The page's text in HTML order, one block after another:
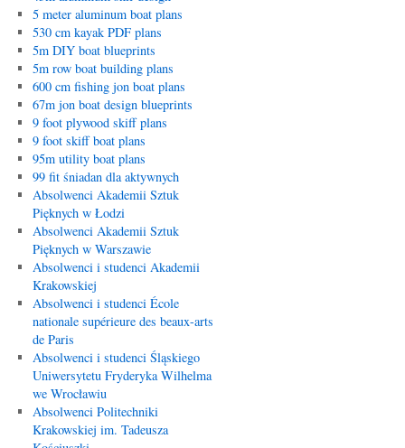
5 meter aluminum boat plans
530 cm kayak PDF plans
5m DIY boat blueprints
5m row boat building plans
600 cm fishing jon boat plans
67m jon boat design blueprints
9 foot plywood skiff plans
9 foot skiff boat plans
95m utility boat plans
99 fit śniadan dla aktywnych
Absolwenci Akademii Sztuk
Pięknych w Łodzi
Absolwenci Akademii Sztuk
Pięknych w Warszawie
Absolwenci i studenci Akademii
Krakowskiej
Absolwenci i studenci École
nationale supérieure des beaux-arts
de Paris
Absolwenci i studenci Śląskiego
Uniwersytetu Fryderyka Wilhelma
we Wrocławiu
Absolwenci Politechniki
Krakowskiej im. Tadeusza